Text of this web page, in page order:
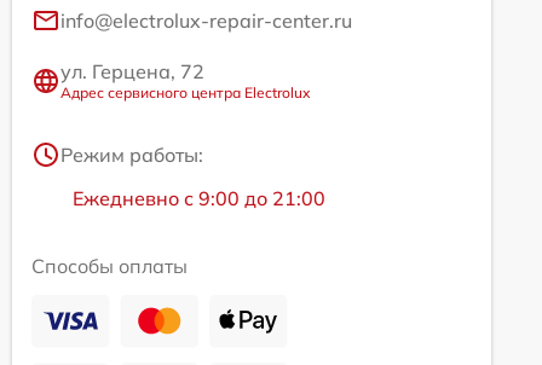
info@electrolux-repair-center.ru
ул. Герцена, 72
Адрес сервисного центра Electrolux
Режим работы:
Ежедневно с 9:00 до 21:00
Способы оплаты